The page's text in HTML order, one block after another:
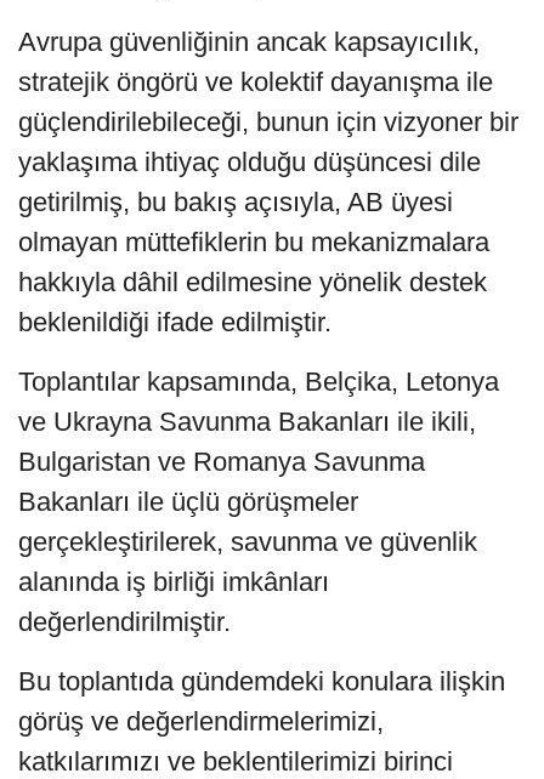
Avrupa güvenliğinin ancak kapsayıcılık,
stratejik öngörü ve kolektif dayanışma ile
güçlendirilebileceği, bunun için vizyoner bir
yaklaşıma ihtiyaç olduğu düşüncesi dile
getirilmiş, bu bakış açısıyla, AB üyesi
olmayan müttefiklerin bu mekanizmalara
hakkıyla dâhil edilmesine yönelik destek
beklenildiği ifade edilmiştir.
Toplantılar kapsamında, Belçika, Letonya
ve Ukrayna Savunma Bakanları ile ikili,
Bulgaristan ve Romanya Savunma
Bakanları ile üçlü görüşmeler
gerçekleştirilerek, savunma ve güvenlik
alanında iş birliği imkânları
değerlendirilmiştir.
Bu toplantıda gündemdeki konulara ilişkin
görüş ve değerlendirmelerimizi,
katkılarımızı ve beklentilerimizi birinci